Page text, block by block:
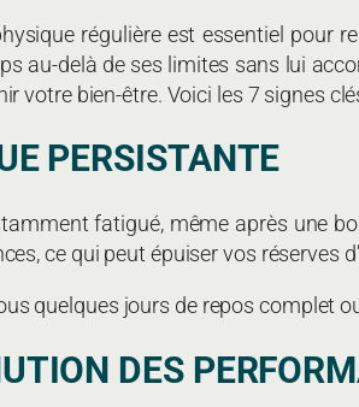
régulière est essentiel pour
au-delà de ses limites sans lui
votre bien-être. Voici les 7 signes
PERSISTANTE
fatigué, même après une
ce qui peut épuiser vos réserves
quelques jours de repos complet
DES